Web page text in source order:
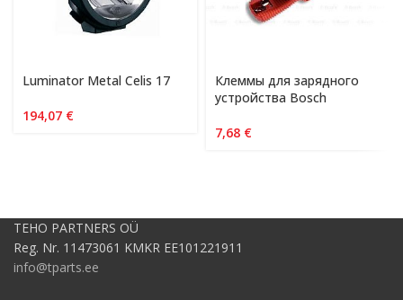
Luminator Metal Celis 17
194,07 €
Клеммы для зарядного
устройства Bosch
7,68 €
TEHO PARTNERS OÜ
Reg. Nr. 11473061 KMKR EE101221911
info@tparts.ee